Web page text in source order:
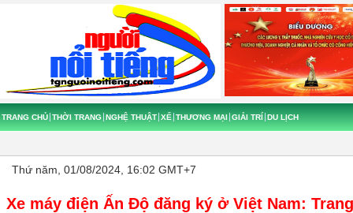
TRANG CHỦ THỜI TRANG NGHỆ THUẬT XẾ THƯƠNG MẠI GIẢI TRÍ DU LỊCH
Thứ năm, 01/08/2024, 16:02 GMT+7
Xe máy điện Ấn Độ đăng ký ở Việt Nam: